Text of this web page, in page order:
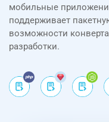
мобильные
поддерживает
возможности
разработки.